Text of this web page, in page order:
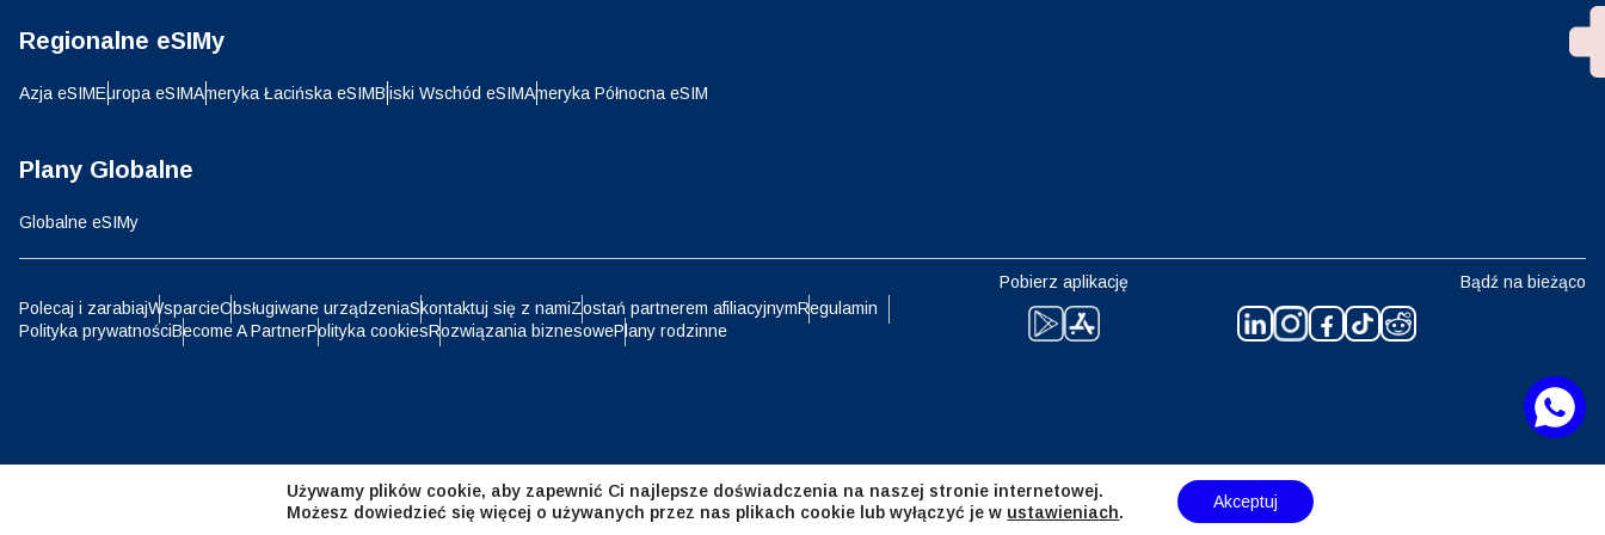
Regionalne eSIMy
Azja eSIMEuropa eSIMAmeryka Łacińska eSIMBliski Wschód eSIMAmeryka Północna eSIM
Plany Globalne
Globalne eSIMy
Polecaj i zarabiajWsparcieObsługiwane urządzeniaSkontaktuj się z namiZostań partnerem afiliacyjnymRegulamin
Polityka prywatnościBecome A PartnerPolityka cookiesRozwiązania biznesowePlany rodzinne
Pobierz aplikację Bądź na bieżąco
Português
简体中文 繁體中文
CAD - Dolar Kanadyjski
CHF - Frank Szwajcarski NZD - Dolar Nowozelandzki
Używamy plików cookie, aby zapewnić Ci najlepsze doświadczenia na naszej stronie internetowej.
Możesz dowiedzieć się więcej o używanych przez nas plikach cookie lub wyłączyć je w ustawieniach.
Akceptuj